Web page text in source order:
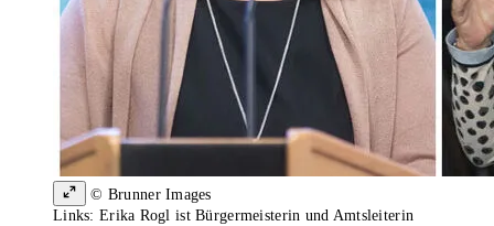
© Brunner Images
Links: Erika Rogl ist Bürgermeisterin und Amtsleiterin